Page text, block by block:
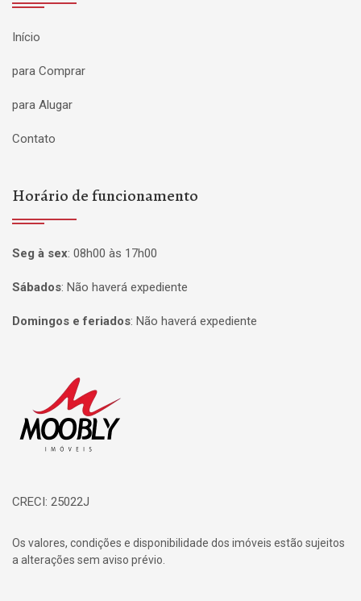
Início
para Comprar
para Alugar
Contato
Horário de funcionamento
Seg à sex: 08h00 às 17h00
Sábados: Não haverá expediente
Domingos e feriados: Não haverá expediente
CRECI: 25022J
Os valores, condições e disponibilidade dos imóveis estão sujeitos
a alterações sem aviso prévio.